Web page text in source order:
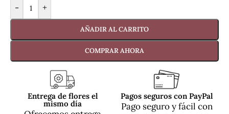
- +
AÑADIR AL CARRITO
COMPRAR AHORA
Entrega de flores el
mismo día
Pagos seguros con PayPal
Pago seguro y fácil con